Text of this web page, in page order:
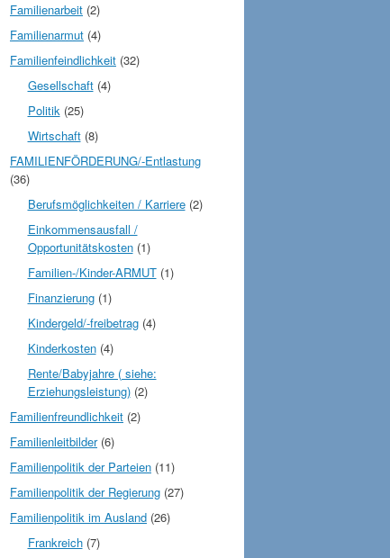
Familienarbeit (2)
Familienarmut (4)
Familienfeindlichkeit (32)
Gesellschaft(4)
Politik(25)
Wirtschaft(8)
FAMILIENFÖRDERUNG/-Entlastung
(36)
Berufsmöglichkeiten / Karriere(2)
Einkommensausfall /
Opportunitätskosten(1)
Familien-/Kinder-ARMUT(1)
Finanzierung(1)
Kindergeld/-freibetrag(4)
Kinderkosten(4)
Rente/Babyjahre ( siehe:
Erziehungsleistung)(2)
Familienfreundlichkeit (2)
Familienleitbilder(6)
Familienpolitik der Parteien (11)
Familienpolitik der Regierung (27)
Familienpolitik im Ausland (26)
Frankreich(7)